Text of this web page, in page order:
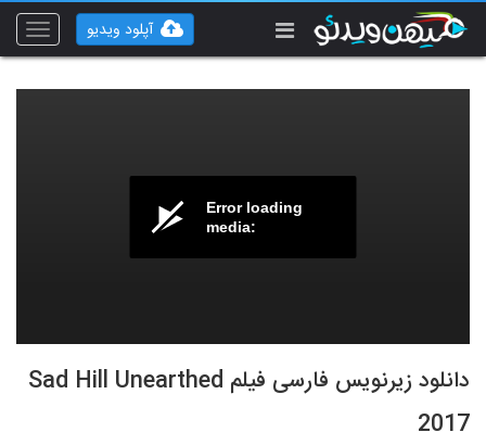
Toggle
آپلود ویدیو
Error loading
media:
دانلود زیرنویس فارسی فیلم Sad Hill Unearthed
2017